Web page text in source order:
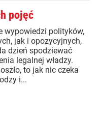
pojęć
wypowiedzi polityków,
jak i opozycyjnych,
dzień spodziewać
legalnej władzy.
to jak nic czeka
i...